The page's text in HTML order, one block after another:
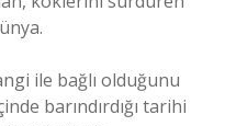
ile bağlı olduğunu
barındırdığı tarihi